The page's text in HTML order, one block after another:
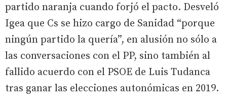
partido naranja cuando forjó el pacto. Desveló
Igea que Cs se hizo cargo de Sanidad “porque
ningún partido la quería”, en alusión no sólo a
las conversaciones con el PP, sino también al
fallido acuerdo con el PSOE de Luis Tudanca
tras ganar las elecciones autonómicas en 2019.